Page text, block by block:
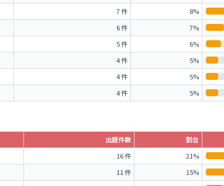
7 件
8%
6 件
7%
5 件
6%
4 件
5%
4 件
5%
4 件
5%
出題件数
割合
16 件
21%
11 件
15%